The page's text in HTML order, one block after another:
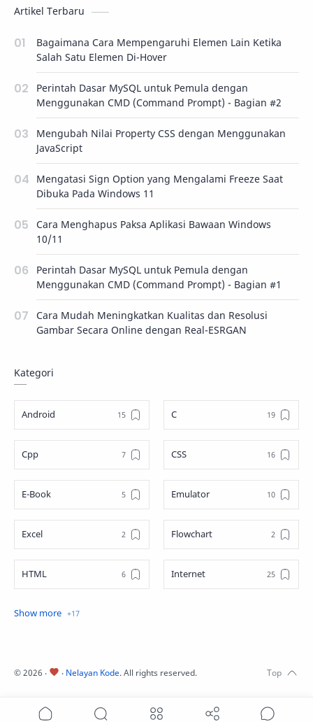
Artikel Terbaru
Bagaimana Cara Mempengaruhi Elemen Lain Ketika
Salah Satu Elemen Di-Hover
Perintah Dasar MySQL untuk Pemula dengan
Menggunakan CMD (Command Prompt) - Bagian #2
Mengubah Nilai Property CSS dengan Menggunakan
JavaScript
Mengatasi Sign Option yang Mengalami Freeze Saat
Dibuka Pada Windows 11
Cara Menghapus Paksa Aplikasi Bawaan Windows
10/11
Perintah Dasar MySQL untuk Pemula dengan
Menggunakan CMD (Command Prompt) - Bagian #1
Cara Mudah Meningkatkan Kualitas dan Resolusi
Gambar Secara Online dengan Real-ESRGAN
Kategori
Android C
Cpp CSS
E-Book Emulator
Excel Flowchart
HTML Internet
Java
©2026 ‧ ‧ Nelayan Kode. All rights reserved.